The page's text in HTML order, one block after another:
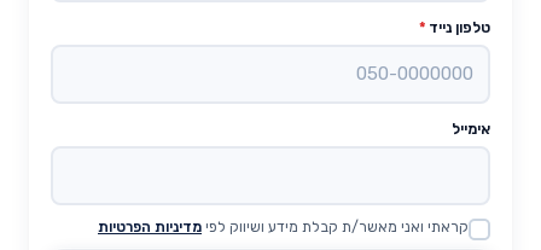
טלפון נייד *
אימייל
Website
קראתי ואני מאשר/ת קבלת מידע ושיווק לפי מדיניות הפרטיות